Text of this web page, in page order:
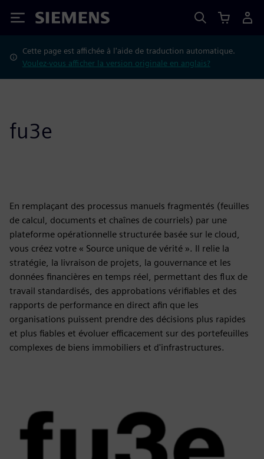
Siemens
Cette page est affichée à l'aide de traduction automatique.
Voulez-vous afficher la version originale en anglais?
fu3e
En remplaçant des processus manuels fragmentés (feuilles
de calcul, documents et chaînes de courriels) par une
plateforme opérationnelle structurée basée sur le cloud,
vous créez votre « Source unique de vérité ». Il relie la
stratégie, la livraison de projets, la gouvernance et les
données financières en temps réel, permettant des flux de
travail standardisés, des approbations vérifiables et des
rapports de performance en direct afin que les
organisations puissent prendre des décisions plus rapides
et plus fiables et évoluer efficacement sur des portefeuilles
complexes de biens immobiliers et d'infrastructures.